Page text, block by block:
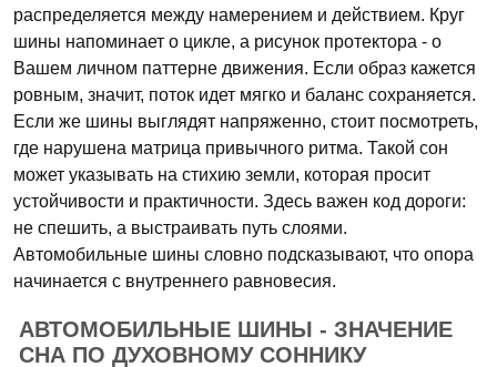
распределяется между намерением и действием. Круг
шины напоминает о цикле, а рисунок протектора - о
Вашем личном паттерне движения. Если образ кажется
ровным, значит, поток идет мягко и баланс сохраняется.
Если же шины выглядят напряженно, стоит посмотреть,
где нарушена матрица привычного ритма. Такой сон
может указывать на стихию земли, которая просит
устойчивости и практичности. Здесь важен код дороги:
не спешить, а выстраивать путь слоями.
Автомобильные шины словно подсказывают, что опора
начинается с внутреннего равновесия.
АВТОМОБИЛЬНЫЕ ШИНЫ - ЗНАЧЕНИЕ
СНА ПО ДУХОВНОМУ СОННИКУ